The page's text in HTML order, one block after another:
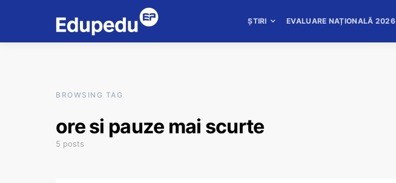
ȘTIRI EVALUARE NAȚIONALĂ 2026
BROWSING TAG
ore si pauze mai scurte
5 posts